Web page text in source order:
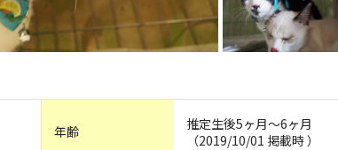
年齢
推定生後5ヶ月〜6ヶ月
（2019/10/01 掲載時 ）